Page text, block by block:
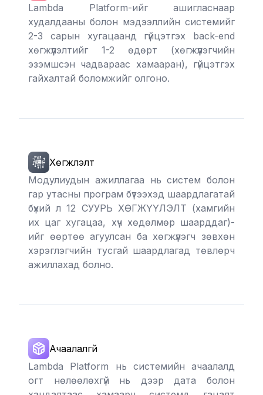
Lambda Platform-ийг ашигласнаар
худалдааны болон мэдээллийн системийг
2-3 сарын хугацаанд гүйцэтгэх back-end
хөгжүүлэлтийг 1-2 өдөрт (хөгжүүлэгчийн
эзэмшсэн чадвараас хамааран), гүйцэтгэх
гайхалтай боломжийг олгоно.
Хөгжүүлэлт
Модулиудын ажиллагаа нь систем болон
гар утасны програм бүтээхэд шаардлагатай
бүхий л 12 СУУРЬ ХӨГЖҮҮЛЭЛТ (хамгийн
их цаг хугацаа, хүч хөдөлмөр шаарддаг)-
ийг өөртөө агуулсан ба хөгжүүлэгч зөвхөн
хэрэглэгчийн тусгай шаардлагад төвлөрч
ажиллахад болно.
Ачаалалгүй
Lambda Platform нь системийн ачаалалд
огт нөлөөлөхгүй нь дээр дата болон